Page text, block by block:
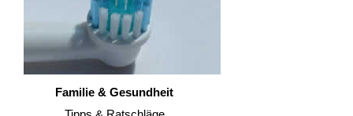
Familie & Gesundheit